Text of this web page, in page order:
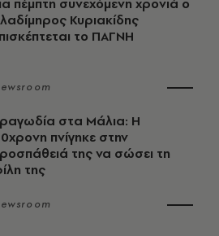
πέμπτη συνεχόμενη χρονιά ο
Κυριακίδης
το ΠΑΓΝΗ
στα Μάλια: Η
πνίγηκε στην
της να σώσει τη
της